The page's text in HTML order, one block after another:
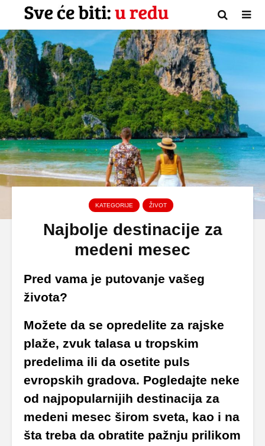
KATEGORIJE ŽIVOT
Najbolje destinacije za
medeni mesec
Pred vama je putovanje vašeg
života?
Možete da se opredelite za rajske
plaže, zvuk talasa u tropskim
predelima ili da osetite puls
evropskih gradova. Pogledajte neke
od najpopularnijih destinacija za
medeni mesec širom sveta, kao i na
šta treba da obratite pažnju prilikom